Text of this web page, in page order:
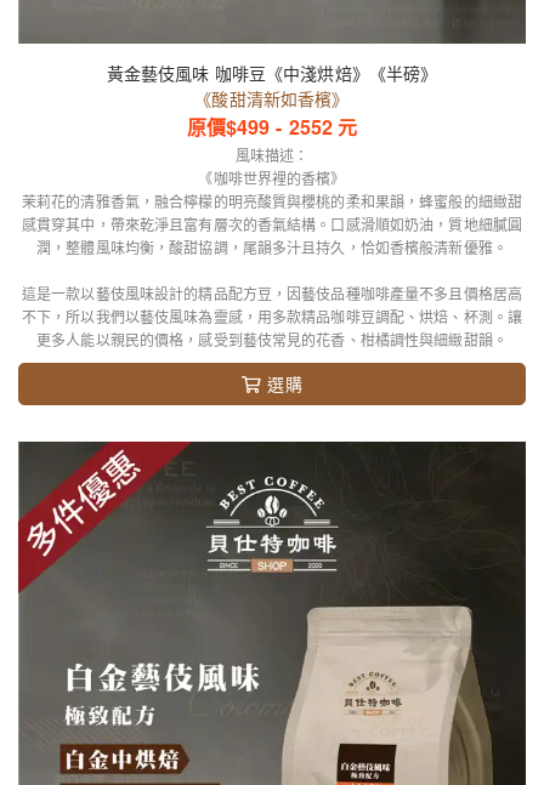
黃金藝伎風味 咖啡豆《中淺烘焙》《半磅》
《酸甜清新如香檳》
原價$499 - 2552 元
風味描述：
《咖啡世界裡的香檳》
茉莉花的清雅香氣，融合檸檬的明亮酸質與櫻桃的柔和果韻，蜂蜜般的細緻甜
感貫穿其中，帶來乾淨且富有層次的香氣結構。口感滑順如奶油，質地細膩圓
潤，整體風味均衡，酸甜協調，尾韻多汁且持久，恰如香檳般清新優雅。
這是一款以藝伎風味設計的精品配方豆，因藝伎品種咖啡產量不多且價格居高
不下，所以我們以藝伎風味為靈感，用多款精品咖啡豆調配、烘焙、杯測。讓
更多人能以親民的價格，感受到藝伎常見的花香、柑橘調性與細緻甜韻。
選購